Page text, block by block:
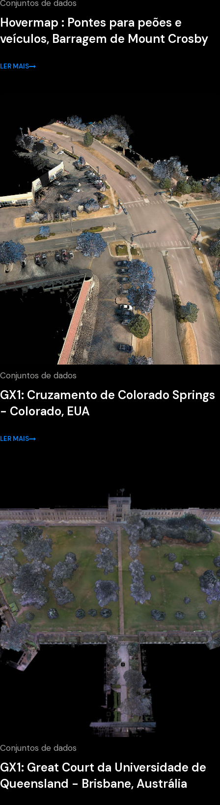
Conjuntos de dados
Hovermap : Pontes para peões e
veículos, Barragem de Mount Crosby
LER MAIS
Conjuntos de dados
GX1: Cruzamento de Colorado Springs
- Colorado, EUA
LER MAIS
Conjuntos de dados
GX1: Great Court da Universidade de
Queensland - Brisbane, Austrália